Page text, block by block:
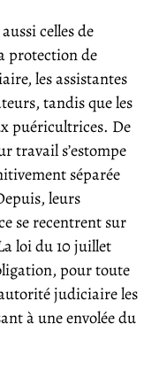
celles de
protection de
les assistantes
tandis que les
puéricultrices. De
travail s’estompe
séparée
leurs
se recentrent sur
loi du 10 juillet
pour toute
judiciaire les
à une envolée du